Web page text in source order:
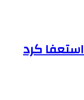
کرد